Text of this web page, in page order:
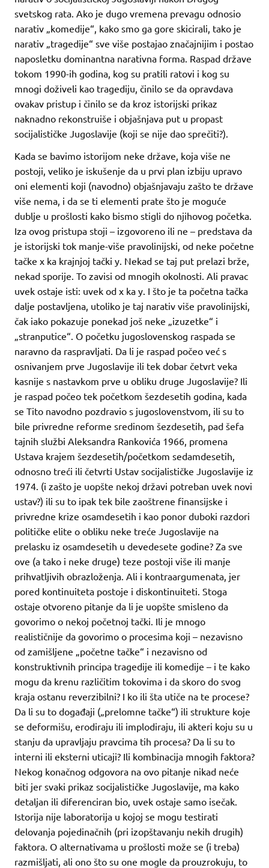
svetskog rata. Ako je dugo vremena prevagu odnosio
narativ „komedije“, kako smo ga gore skicirali, tako je
narativ „tragedije“ sve više postajao značajnijim i postao
naposletku dominantna narativna forma. Raspad države
tokom 1990-ih godina, kog su pratili ratovi i kog su
mnogi doživeli kao tragediju, činilo se da opravdava
ovakav pristup i činilo se da kroz istorijski prikaz
naknadno rekonstruiše i objašnjava put u propast
socijalističke Jugoslavije (koji se nije dao sprečiti?).
Kada se bavimo istorijom neke države, koja više ne
postoji, veliko je iskušenje da u prvi plan izbiju upravo
oni elementi koji (navodno) objašnjavaju zašto te države
više nema, i da se ti elementi prate što je moguće
dublje u prošlosti kako bismo stigli do njihovog početka.
Iza ovog pristupa stoji – izgovoreno ili ne – predstava da
je istorijski tok manje-više pravolinijski, od neke početne
tačke x ka krajnjoj tački y. Nekad se taj put prelazi brže,
nekad sporije. To zavisi od mnogih okolnosti. Ali pravac
uvek ostaje isti: uvek od x ka y. I što je ta početna tačka
dalje postavljena, utoliko je taj narativ više pravolinijski,
čak iako pokazuje ponekad još neke „izuzetke“ i
„stranputice“. O početku jugoslovenskog raspada se
naravno da raspravljati. Da li je raspad počeo već s
osnivanjem prve Jugoslavije ili tek dobar četvrt veka
kasnije s nastavkom prve u obliku druge Jugoslavije? Ili
je raspad počeo tek početkom šezdesetih godina, kada
se Tito navodno pozdravio s jugoslovenstvom, ili su to
bile privredne reforme sredinom šezdesetih, pad šefa
tajnih službi Aleksandra Rankovića 1966, promena
Ustava krajem šezdesetih/početkom sedamdesetih,
odnosno treći ili četvrti Ustav socijalističke Jugoslavije iz
1974. (i zašto je uopšte nekoj državi potreban uvek novi
ustav?) ili su to ipak tek bile zaoštrene finansijske i
privredne krize osamdesetih i kao ponor duboki razdori
političke elite o obliku neke treće Jugoslavije na
prelasku iz osamdesetih u devedesete godine? Za sve
ove (a tako i neke druge) teze postoji više ili manje
prihvatljivih obrazloženja. Ali i kontraargumenata, jer
pored kontinuiteta postoje i diskontinuiteti. Stoga
ostaje otvoreno pitanje da li je uopšte smisleno da
govorimo o nekoj početnoj tački. Ili je mnogo
realističnije da govorimo o procesima koji – nezavisno
od zamišljene „početne tačke“ i nezavisno od
konstruktivnih principa tragedije ili komedije – i te kako
mogu da krenu različitim tokovima i da skoro do svog
kraja ostanu reverzibilni? I ko ili šta utiče na te procese?
Da li su to događaji („prelomne tačke“) ili strukture koje
se deformišu, erodiraju ili implodiraju, ili akteri koju su u
stanju da upravljaju pravcima tih procesa? Da li su to
interni ili eksterni uticaji? Ili kombinacija mnogih faktora?
Nekog konačnog odgovora na ovo pitanje nikad neće
biti jer svaki prikaz socijalističke Jugoslavije, ma kako
detaljan ili diferenciran bio, uvek ostaje samo isečak.
Istorija nije laboratorija u kojoj se mogu testirati
delovanja pojedinačnih (pri izopštavanju nekih drugih)
faktora. O alternativama u prošlosti može se (i treba)
razmišljati, ali ono što su one mogle da prouzrokuju, to